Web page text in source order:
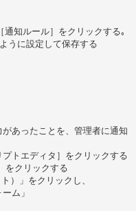
知ルール］をクリックする｡
うに設定して保存する
あったことを、管理者に通知
トエディタ］をクリックする
クリックする
」をクリックし、
ム」